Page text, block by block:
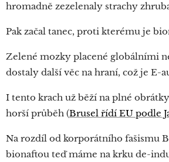
hromadně zezelenaly strachy
Pak začal tanec, proti kterému je
Zelené mozky placené globálními
dostaly další věc na hraní, což je E-
I tento krach už běží na plné
horší průběh (Brusel řídí EU podle
Na rozdíl od korporátního fašismu
bionaftou teď máme na krku de-